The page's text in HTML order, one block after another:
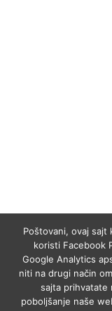
Poštovani, ovaj
koristi Facebook
Google Analytics
niti na drugi način
sajta prihvatate
poboljšanje naše